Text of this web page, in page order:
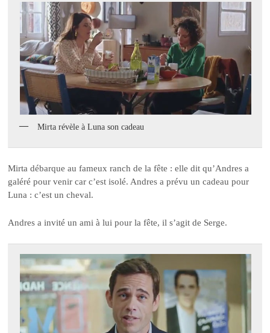
Mirta révèle à Luna son cadeau
Mirta débarque au fameux ranch de la fête : elle dit qu’Andres a
galéré pour venir car c’est isolé. Andres a prévu un cadeau pour
Luna : c’est un cheval.
Andres a invité un ami à lui pour la fête, il s’agit de Serge.